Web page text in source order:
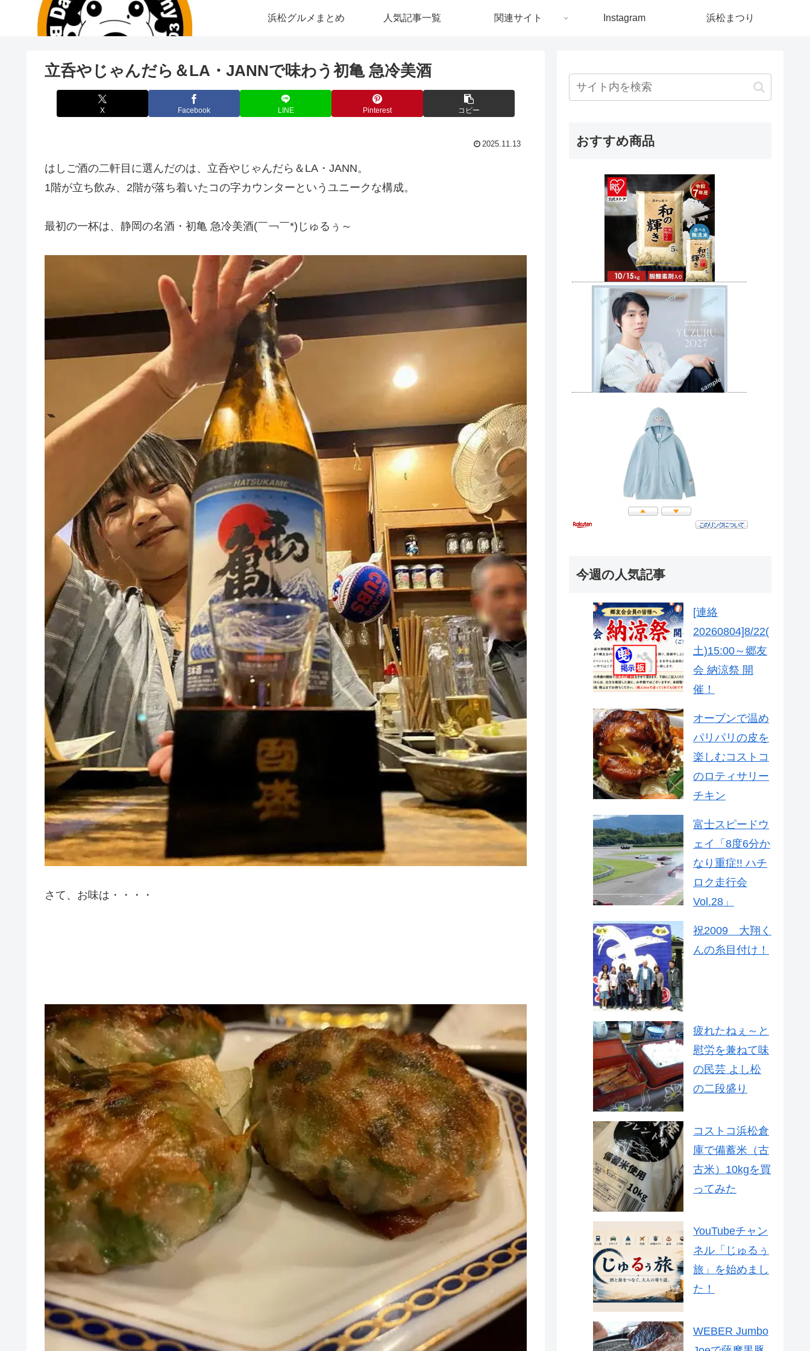
浜松グルメまとめ 人気記事一覧 関連サイト Instagram 浜松まつり
立呑やじゃんだら＆LA・JANNで味わう初亀 急冷美酒
X Facebook LINE Pinterest コピー
2025.11.13
はしご酒の二軒目に選んだのは、立呑やじゃんだら＆LA・JANN。
1階が立ち飲み、2階が落ち着いたコの字カウンターというユニークな構成。
最初の一杯は、静岡の名酒・初亀 急冷美酒(￣￢￣*)じゅるぅ～
さて、お味は・・・・
おすすめ商品
今週の人気記事
[連絡
20260804]8/22(
土)15:00～郷友
会 納涼祭 開
催！
オーブンで温め
パリパリの皮を
楽しむコストコ
のロティサリー
チキン
富士スピードウ
ェイ「8度6分か
なり重症!! ハチ
ロク走行会
Vol.28」
祝2009 大翔く
んの糸目付け！
疲れたねぇ～と
慰労を兼ねて味
の民芸 よし松
の二段盛り
コストコ浜松倉
庫で備蓄米（古
古米）10kgを買
ってみた
YouTubeチャン
ネル「じゅるぅ
旅」を始めまし
た！
WEBER Jumbo